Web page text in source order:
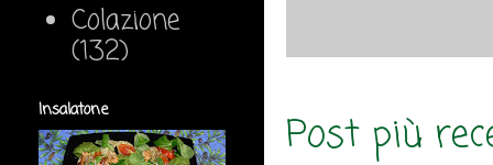
Post più
Colazione
(132)
Insalatone